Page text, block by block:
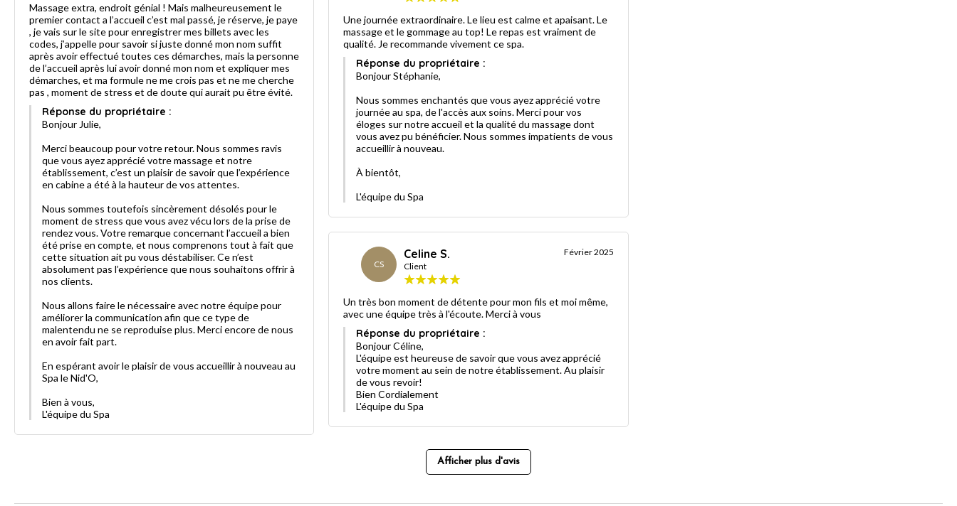
Massage extra, endroit génial ! Mais malheureusement le
premier contact a l’accueil c’est mal passé, je réserve, je paye
, je vais sur le site pour enregistrer mes billets avec les
codes, j’appelle pour savoir si juste donné mon nom suffit
après avoir effectué toutes ces démarches, mais la personne
de l’accueil après lui avoir donné mon nom et expliquer mes
démarches, et ma formule ne me crois pas et ne me cherche
pas , moment de stress et de doute qui aurait pu être évité.
Réponse du propriétaire :
Bonjour Julie,
Merci beaucoup pour votre retour. Nous sommes ravis
que vous ayez apprécié votre massage et notre
établissement, c’est un plaisir de savoir que l’expérience
en cabine a été à la hauteur de vos attentes.
Nous sommes toutefois sincèrement désolés pour le
moment de stress que vous avez vécu lors de la prise de
rendez vous. Votre remarque concernant l’accueil a bien
été prise en compte, et nous comprenons tout à fait que
cette situation ait pu vous déstabiliser. Ce n’est
absolument pas l’expérience que nous souhaitons offrir à
nos clients.
Nous allons faire le nécessaire avec notre équipe pour
améliorer la communication afin que ce type de
malentendu ne se reproduise plus. Merci encore de nous
en avoir fait part.
En espérant avoir le plaisir de vous accueillir à nouveau au
Spa le Nid'O,
Bien à vous,
L'équipe du Spa
Une journée extraordinaire. Le lieu est calme et apaisant. Le
massage et le gommage au top! Le repas est vraiment de
qualité. Je recommande vivement ce spa.
Réponse du propriétaire :
Bonjour Stéphanie,
Nous sommes enchantés que vous ayez apprécié votre
journée au spa, de l'accès aux soins. Merci pour vos
éloges sur notre accueil et la qualité du massage dont
vous avez pu bénéficier. Nous sommes impatients de vous
accueillir à nouveau.
À bientôt,
L'équipe du Spa
CS
Celine S.
Client
Février 2025
Un très bon moment de détente pour mon fils et moi même,
avec une équipe très à l'écoute. Merci à vous
Réponse du propriétaire :
Bonjour Céline,
L'équipe est heureuse de savoir que vous avez apprécié
votre moment au sein de notre établissement. Au plaisir
de vous revoir!
Bien Cordialement
L'équipe du Spa
Afficher plus d'avis